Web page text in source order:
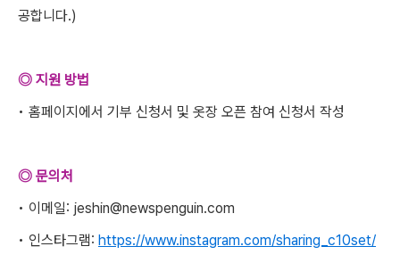
공합니다.)
◎ 지원 방법
• 홈페이지에서 기부 신청서 및 옷장 오픈 참여 신청서 작성
◎ 문의처
• 이메일: jeshin@newspenguin.com
• 인스타그램: https://www.instagram.com/sharing_c10set/